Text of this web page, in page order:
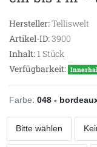
Hersteller:Telliswelt
Artikel-ID:3900
Inhalt:1 Stück
Verfügbarkeit:
Farbe: 048 -
Bitte wählen